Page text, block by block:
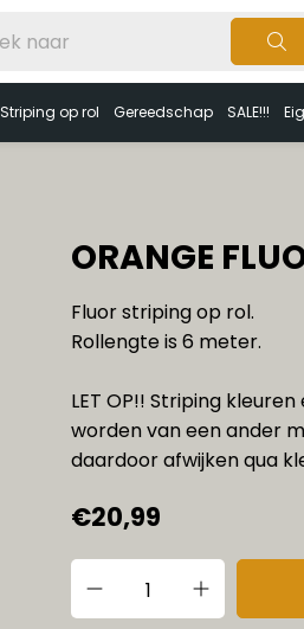
Striping op rol Gereedschap SALE!!!
ORANGE
Fluor striping op rol.
Rollengte is 6 meter.
LET OP!! Striping
worden van een ander
daardoor afwijken qua
€20,99